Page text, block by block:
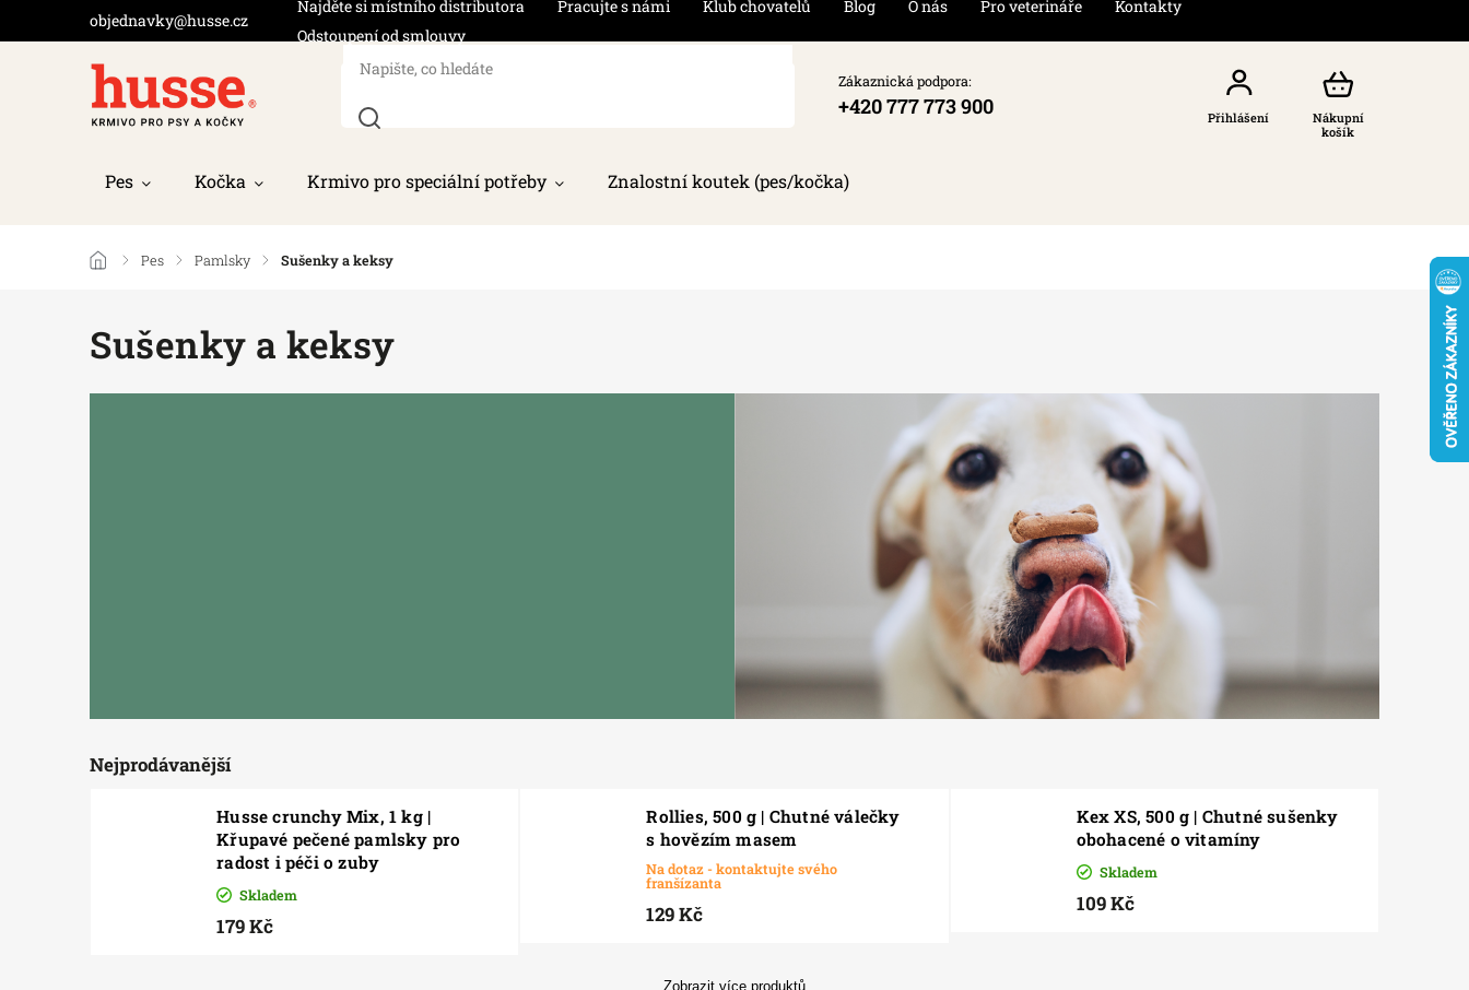
objednavky@husse.cz
Najděte si místního distributora Pracujte s námi Klub chovatelů Blog O nás Pro veterináře
Kontakty
Odstoupení od smlouvy
Zákaznická podpora:
+420 777 773 900
Nákupní
košík
Přihlášení
Pes Kočka Krmivo pro speciální potřeby Znalostní koutek (pes/kočka)
/ Pes / Pamlsky / Sušenky a keksy
Sušenky a keksy
Nejprodávanější
Husse crunchy Mix, 1 kg |
Křupavé pečené pamlsky pro
radost i péči o zuby
Skladem
179 Kč
Rollies, 500 g | Chutné válečky
s hovězím masem
Na dotaz - kontaktujte svého
franšízanta
129 Kč
Kex XS, 500 g | Chutné sušenky
obohacené o vitamíny
Skladem
109 Kč
Zobrazit více produktů